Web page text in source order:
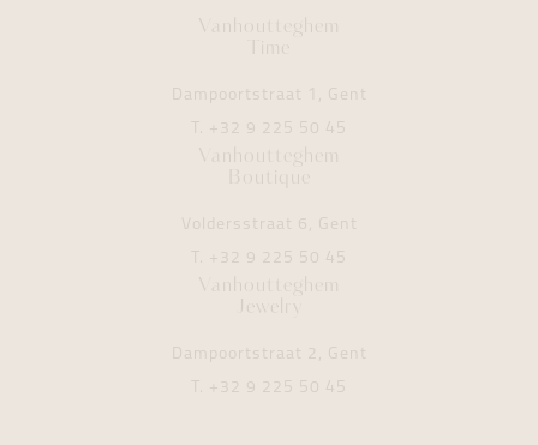
Vanhoutteghem
Time
Dampoortstraat 1, Gent
T. +32 9 225 50 45
Vanhoutteghem
Boutique
Voldersstraat 6, Gent
T. +32 9 225 50 45
Vanhoutteghem
Jewelry
Dampoortstraat 2, Gent
T. +32 9 225 50 45